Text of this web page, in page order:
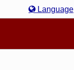
Language